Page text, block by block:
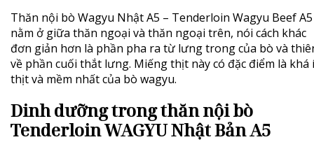
Thăn nội bò Wagyu Nhật A5 – Tenderloin Wagyu Beef A5
nằm ở giữa thăn ngoại và thăn ngoại trên, nói cách khác
đơn giản hơn là phần pha ra từ lưng trong của bò và
về phần cuối thắt lưng. Miếng thịt này có đặc điểm là khá
thịt và mềm nhất của bò wagyu.
Dinh dưỡng trong thăn nội bò
Tenderloin WAGYU Nhật Bản A5